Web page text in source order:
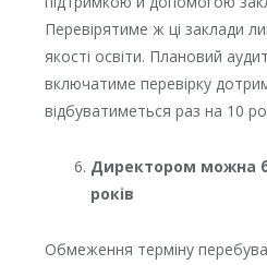
Перевірятиме ж ці заклади
якості освіти. Плановий
включатиме перевірку
відбуватиметься раз на 10
Директором можна
років
Обмеження терміну